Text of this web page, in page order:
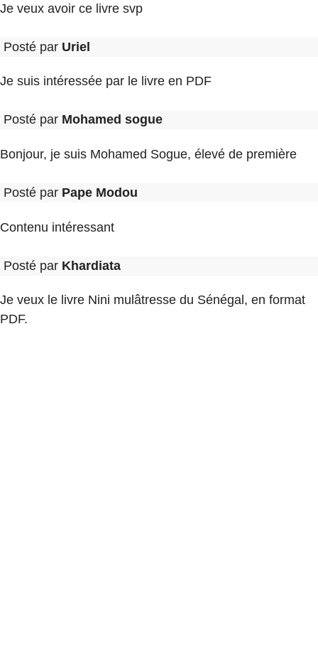
Je veux avoir ce livre svp
Posté par Uriel
Je suis intéressée par le livre en PDF
Posté par Mohamed sogue
Bonjour, je suis Mohamed Sogue, élevé de première
Posté par Pape Modou
Contenu intéressant
Posté par Khardiata
Je veux le livre Nini mulâtresse du Sénégal, en format
PDF.